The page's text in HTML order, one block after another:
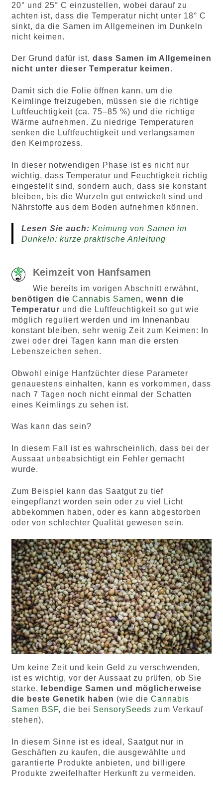
20° und 25° C einzustellen, wobei darauf zu
achten ist, dass die Temperatur nicht unter 18° C
sinkt, da die Samen im Allgemeinen im Dunkeln
nicht keimen.
Der Grund dafür ist, dass Samen im Allgemeinen
nicht unter dieser Temperatur keimen.
Damit sich die Folie öffnen kann, um die
Keimlinge freizugeben, müssen sie die richtige
Luftfeuchtigkeit (ca. 75–85 %) und die richtige
Wärme aufnehmen. Zu niedrige Temperaturen
senken die Luftfeuchtigkeit und verlangsamen
den Keimprozess.
In dieser notwendigen Phase ist es nicht nur
wichtig, dass Temperatur und Feuchtigkeit richtig
eingestellt sind, sondern auch, dass sie konstant
bleiben, bis die Wurzeln gut entwickelt sind und
Nährstoffe aus dem Boden aufnehmen können.
Lesen Sie auch: Keimung von Samen im
Dunkeln: kurze praktische Anleitung
Keimzeit von Hanfsamen
Wie bereits im vorigen Abschnitt erwähnt,
benötigen die Cannabis Samen, wenn die
Temperatur und die Luftfeuchtigkeit so gut wie
möglich reguliert werden und im Innenanbau
konstant bleiben, sehr wenig Zeit zum Keimen: In
zwei oder drei Tagen kann man die ersten
Lebenszeichen sehen.
Obwohl einige Hanfzüchter diese Parameter
genauestens einhalten, kann es vorkommen, dass
nach 7 Tagen noch nicht einmal der Schatten
eines Keimlings zu sehen ist.
Was kann das sein?
In diesem Fall ist es wahrscheinlich, dass bei der
Aussaat unbeabsichtigt ein Fehler gemacht
wurde.
Zum Beispiel kann das Saatgut zu tief
eingepflanzt worden sein oder zu viel Licht
abbekommen haben, oder es kann abgestorben
oder von schlechter Qualität gewesen sein.
Um keine Zeit und kein Geld zu verschwenden,
ist es wichtig, vor der Aussaat zu prüfen, ob Sie
starke,
lebendige Samen und möglicherweise
die beste Genetik haben (wie die Cannabis
Samen BSF, die bei SensorySeeds zum Verkauf
stehen).
In diesem Sinne ist es ideal, Saatgut nur in
Geschäften zu kaufen, die ausgewählte und
garantierte Produkte anbieten, und billigere
Produkte zweifelhafter Herkunft zu vermeiden.